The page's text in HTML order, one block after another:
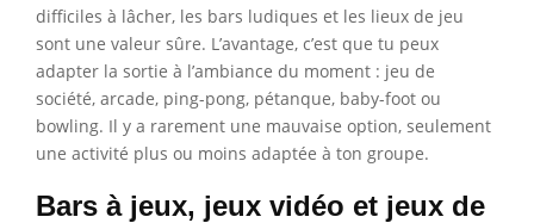
difficiles à lâcher, les bars ludiques et les lieux de jeu
sont une valeur sûre. L’avantage, c’est que tu peux
adapter la sortie à l’ambiance du moment : jeu de
société, arcade, ping-pong, pétanque, baby-foot ou
bowling. Il y a rarement une mauvaise option, seulement
une activité plus ou moins adaptée à ton groupe.
Bars à jeux, jeux vidéo et jeux de